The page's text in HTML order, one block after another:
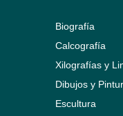
Biografía
Calcografía
Xilografías y
Dibujos y
Escultura